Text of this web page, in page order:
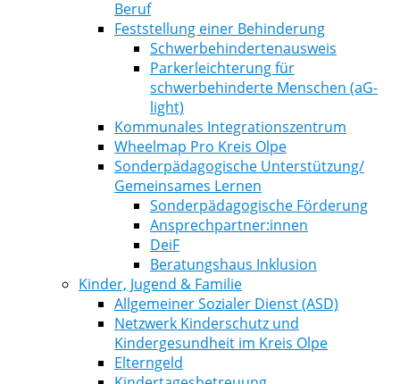
Beruf
Feststellung einer Behinderung
Schwerbehindertenausweis
Parkerleichterung für
schwerbehinderte Menschen (aG-
light)
Kommunales Integrationszentrum
Wheelmap Pro Kreis Olpe
Sonderpädagogische Unterstützung/
Gemeinsames Lernen
Sonderpädagogische Förderung
Ansprechpartner:innen
DeiF
Beratungshaus Inklusion
Kinder, Jugend & Familie
Allgemeiner Sozialer Dienst (ASD)
Netzwerk Kinderschutz und
Kindergesundheit im Kreis Olpe
Elterngeld